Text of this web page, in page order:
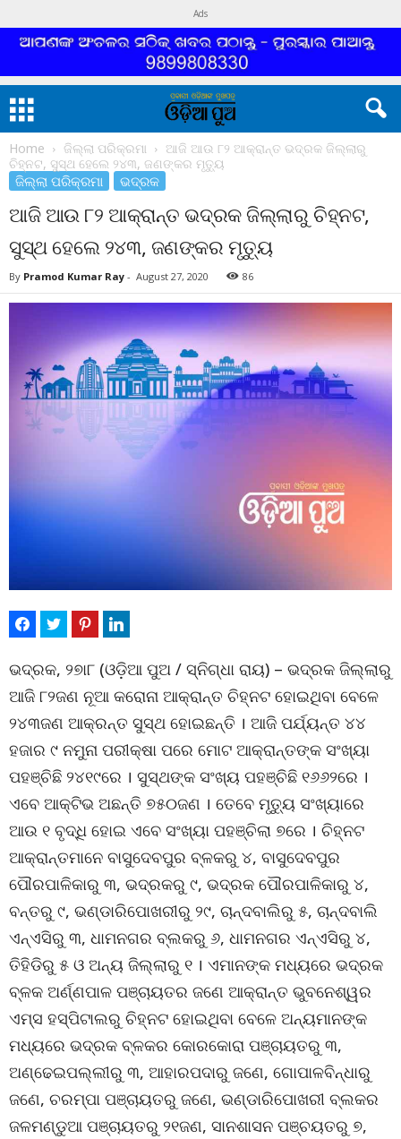
Ads
Home ଜିଲ୍ଲା ପରିକ୍ରମା
ଆଜି ଆଉ ୮୨ ଆକ୍ରାନ୍ତ ଭଦ୍ରକ ଜିଲ୍ଲାରୁ
ଚିହ୍ନଟ, ସୁସ୍ଥ ହେଲେ ୨୪୩, ଜଣଙ୍କର ମୃତ୍ୟୁ
ଜିଲ୍ଲା ପରିକ୍ରମା ଭଦ୍ରକ
ଆଜି ଆଉ ୮୨ ଆକ୍ରାନ୍ତ ଭଦ୍ରକ ଜିଲ୍ଲାରୁ ଚିହ୍ନଟ,
ସୁସ୍ଥ ହେଲେ ୨୪୩, ଜଣଙ୍କର ମୃତ୍ୟୁ
By Pramod Kumar Ray - August 27, 2020 86
ଭଦ୍ରକ, ୨୭ା୮ (ଓଡ଼ିଆ ପୁଅ / ସ୍ନିଗ୍ଧା ରାୟ) – ଭଦ୍ରକ ଜିଲ୍ଲାରୁ
ଆଜି ୮୨ଜଣ ନୂଆ କରୋନା ଆକ୍ରାନ୍ତ ଚିହ୍ନଟ ହୋଇଥିବା ବେଳେ
୨୪୩ଜଣ ଆକ୍ରନ୍ତ ସୁସ୍ଥ ହୋଇଛନ୍ତି । ଆଜି ପର୍ଯ୍ୟନ୍ତ ୪୪
ହଜାର ୯ ନମୁନା ପରୀକ୍ଷା ପରେ ମୋଟ ଆକ୍ରାନ୍ତଙ୍କ ସଂଖ୍ୟା
ପହଞ୍ଚିଛି ୨୪୧୯ରେ । ସୁସ୍ଥଙ୍କ ସଂଖ୍ୟ ପହଞ୍ଚିଛି ୧୬୬୨ରେ ।
ଏବେ ଆକ୍ଟିଭ ଅଛନ୍ତି ୭୫୦ଜଣ । ତେବେ ମୃତ୍ୟୁ ସଂଖ୍ୟାରେ
ଆଉ ୧ ବୃଦ୍ଧି ହୋଇ ଏବେ ସଂଖ୍ୟା ପହଞ୍ଚିଲା ୭ରେ । ଚିହ୍ନଟ
ଆକ୍ରାନ୍ତମାନେ ବାସୁଦେବପୁର ବ୍ଳକରୁ ୪, ବାସୁଦେବପୁର
ପୌରପାଳିକାରୁ ୩, ଭଦ୍ରକରୁ ୯, ଭଦ୍ରକ ପୌରପାଳିକାରୁ ୪,
ବନ୍ତରୁ ୯, ଭଣ୍ଡାରିପୋଖରୀରୁ ୨୯, ଚାନ୍ଦବାଲିରୁ ୫, ଚାନ୍ଦବାଲି
ଏନ୍‌ଏସିରୁ ୩, ଧାମନଗର ବ୍ଲକରୁ ୬, ଧାମନଗର ଏନ୍‌ଏସିରୁ ୪,
ତିହିଡିରୁ ୫ ଓ ଅନ୍ୟ ଜିଲ୍ଲାରୁ ୧ । ଏମାନଙ୍କ ମଧ୍ୟରେ ଭଦ୍ରକ
ବ୍ଳକ ଅର୍ଣ୍ଣପାଳ ପଞ୍ଚାୟତର ଜଣେ ଆକ୍ରାନ୍ତ ଭୁବନେଶ୍ୱର
ଏମ୍‌ସ ହସ୍‌ପିଟାଲରୁ ଚିହ୍ନଟ ହୋଇଥିବା ବେଳେ ଅନ୍ୟମାନଙ୍କ
ମଧ୍ୟରେ ଭଦ୍ରକ ବ୍ଳକର କୋରକୋରା ପଞ୍ଚାୟତରୁ ୩,
ଅଣ୍ଢେଇପଲ୍ଲୀରୁ ୩, ଆହାରପଦାରୁ ଜଣେ, ଗୋପାଳବିନ୍ଧାରୁ
ଜଣେ, ଚରମ୍ପା ପଞ୍ଚାୟତରୁ ଜଣେ, ଭଣ୍ଡାରିପୋଖରୀ ବ୍ଲକର
ଜଳମଣ୍ଡୁଆ ପଞ୍ଚାୟତରୁ ୨୧ଜଣ, ସାନଶାସନ ପଞ୍ଚୟତରୁ ୭,